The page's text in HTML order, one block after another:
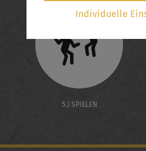
Individuelle
5.) SPIELEN